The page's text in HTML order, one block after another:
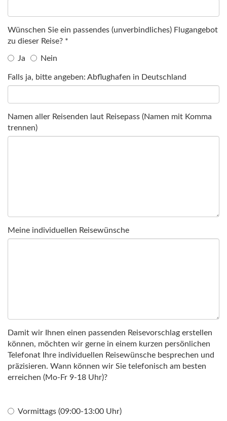
Wünschen Sie ein passendes (unverbindliches) Flugangebot
zu dieser Reise? *
Ja Nein
Falls ja, bitte angeben: Abflughafen in Deutschland
Namen aller Reisenden laut Reisepass (Namen mit Komma
trennen)
Meine individuellen Reisewünsche
Damit wir Ihnen einen passenden Reisevorschlag erstellen
können, möchten wir gerne in einem kurzen persönlichen
Telefonat Ihre individuellen Reisewünsche besprechen und
präzisieren. Wann können wir Sie telefonisch am besten
erreichen (Mo-Fr 9-18 Uhr)?
Vormittags (09:00-13:00 Uhr)